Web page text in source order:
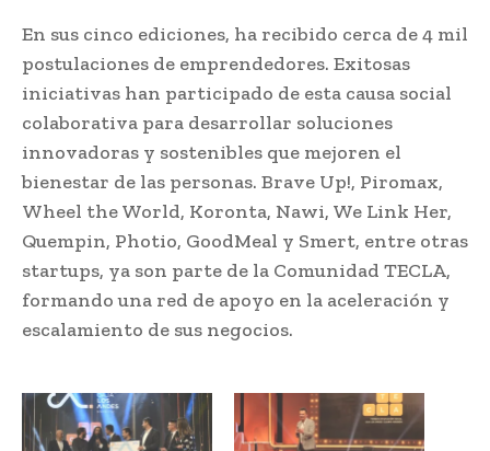
En sus cinco ediciones, ha recibido cerca de 4 mil
postulaciones de emprendedores. Exitosas
iniciativas han participado de esta causa social
colaborativa para desarrollar soluciones
innovadoras y sostenibles que mejoren el
bienestar de las personas. Brave Up!, Piromax,
Wheel the World, Koronta, Nawi, We Link Her,
Quempin, Photio, GoodMeal y Smert, entre otras
startups, ya son parte de la Comunidad TECLA,
formando una red de apoyo en la aceleración y
escalamiento de sus negocios.